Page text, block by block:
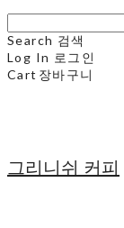
Search 검색
Log In 로그인
Cart 장바구니
그리니쉬 커피